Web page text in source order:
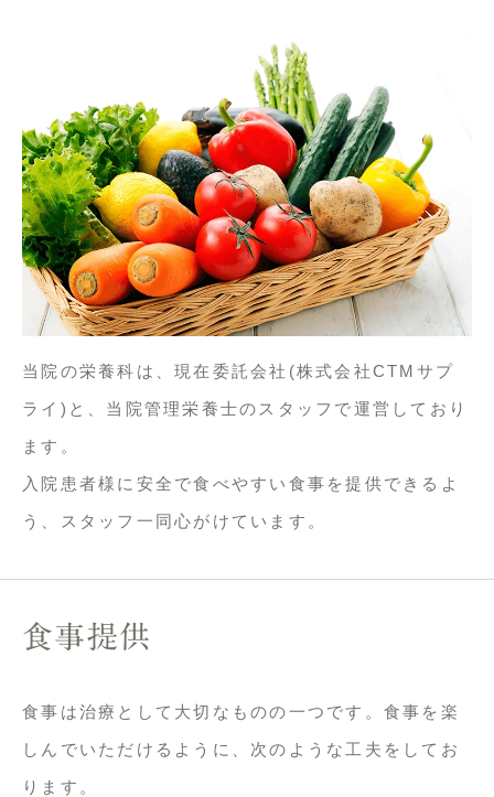
当院の栄養科は、現在委託会社(株式会社CTMサプ
ライ)と、当院管理栄養士のスタッフで運営しており
ます。
入院患者様に安全で食べやすい食事を提供できるよ
う、スタッフ一同心がけています。
食事提供
食事は治療として大切なものの一つです。食事を楽
しんでいただけるように、次のような工夫をしてお
ります。